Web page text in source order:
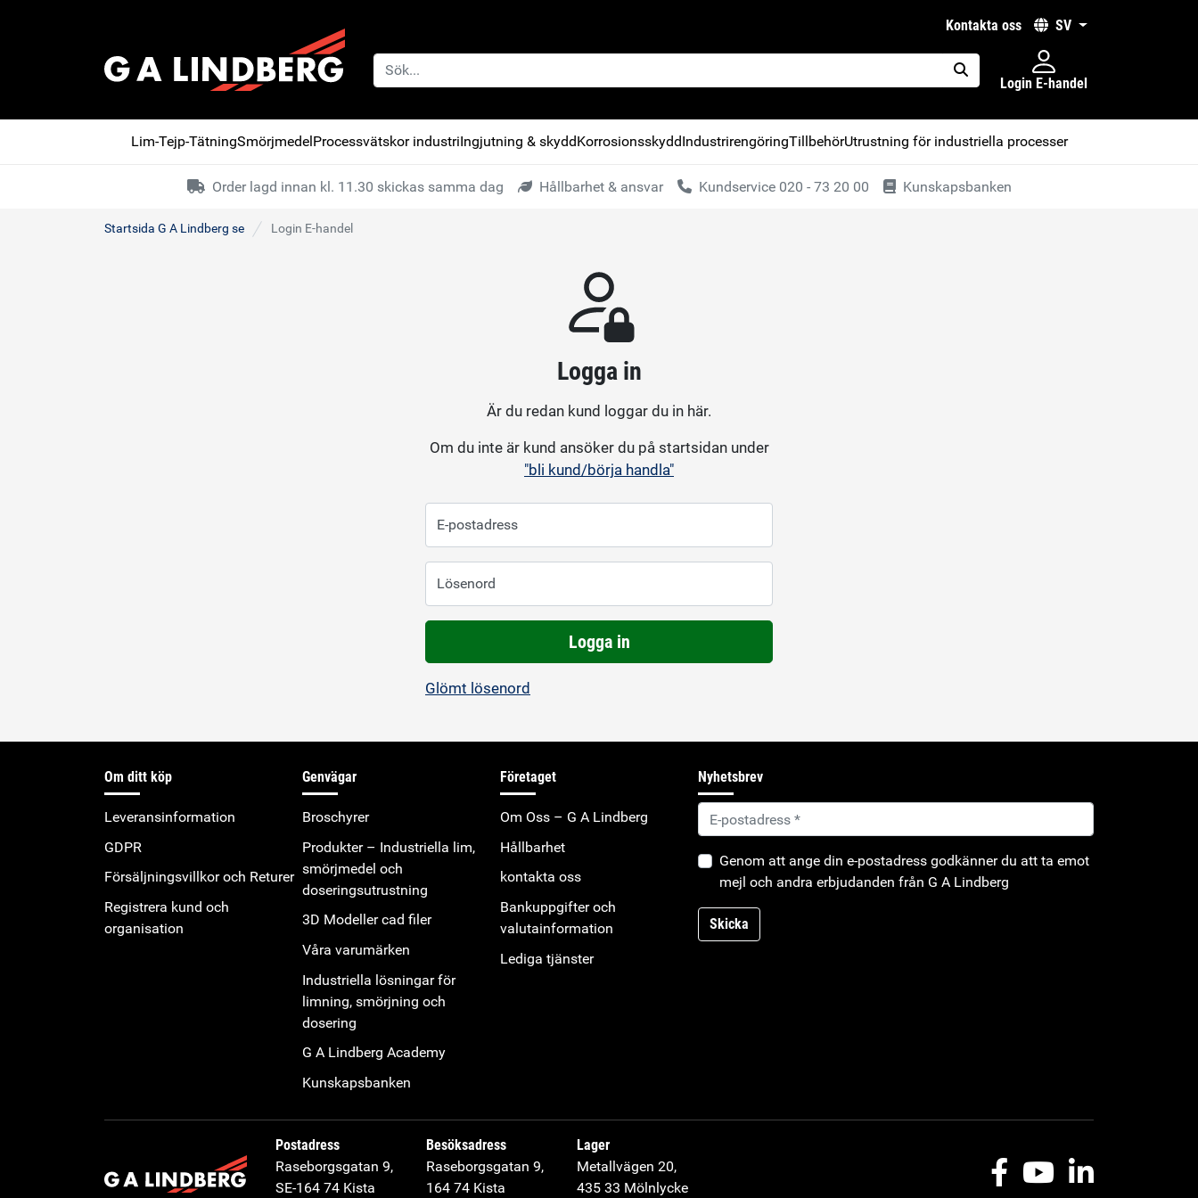
kontakta oss SV
placeholder.search
Login E-handel
Lim-Tejp-TätningSmörjmedelProcessvätskor industriIngjutning & skyddKorrosionsskyddIndustrirengöringTillbehörUtrustning för industriella processer
Order lagd innan kl. 11.30 skickas samma dag Hållbarhet & ansvar Kundservice 020 - 73 20 00 Kunskapsbanken
Startsida G A Lindberg se Login E-handel
Logga in
Är du redan kund loggar du in här.
Om du inte är kund ansöker du på startsidan under
"bli kund/börja handla"
E-postadress
Lösenord
Logga in
Glömt lösenord
Om ditt köp
Leveransinformation
GDPR
Försäljningsvillkor och Returer
Registrera kund och
organisation
Genvägar
Broschyrer
Produkter – Industriella lim,
smörjmedel och
doseringsutrustning
3D Modeller cad filer
Våra varumärken
Industriella lösningar för
limning, smörjning och
dosering
G A Lindberg Academy
Kunskapsbanken
Företaget
Om Oss – G A Lindberg
Hållbarhet
kontakta oss
Bankuppgifter och
valutainformation
Lediga tjänster
Nyhetsbrev
Genom att ange din e-postadress godkänner du att ta emot
mejl och andra erbjudanden från G A Lindberg
Skicka
Postadress
Raseborgsgatan 9,
SE-164 74 Kista
Besöksadress
Raseborgsgatan 9,
164 74 Kista
Lager
Metallvägen 20,
435 33 Mölnlycke
FacebookYoutubeLinkedIn